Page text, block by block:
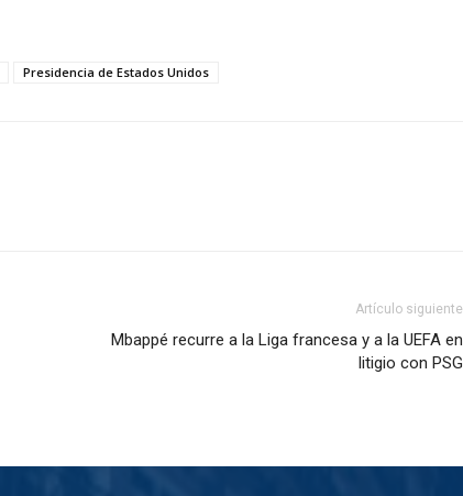
Presidencia de Estados Unidos
Artículo siguiente
Mbappé recurre a la Liga francesa y a la UEFA en
litigio con PSG